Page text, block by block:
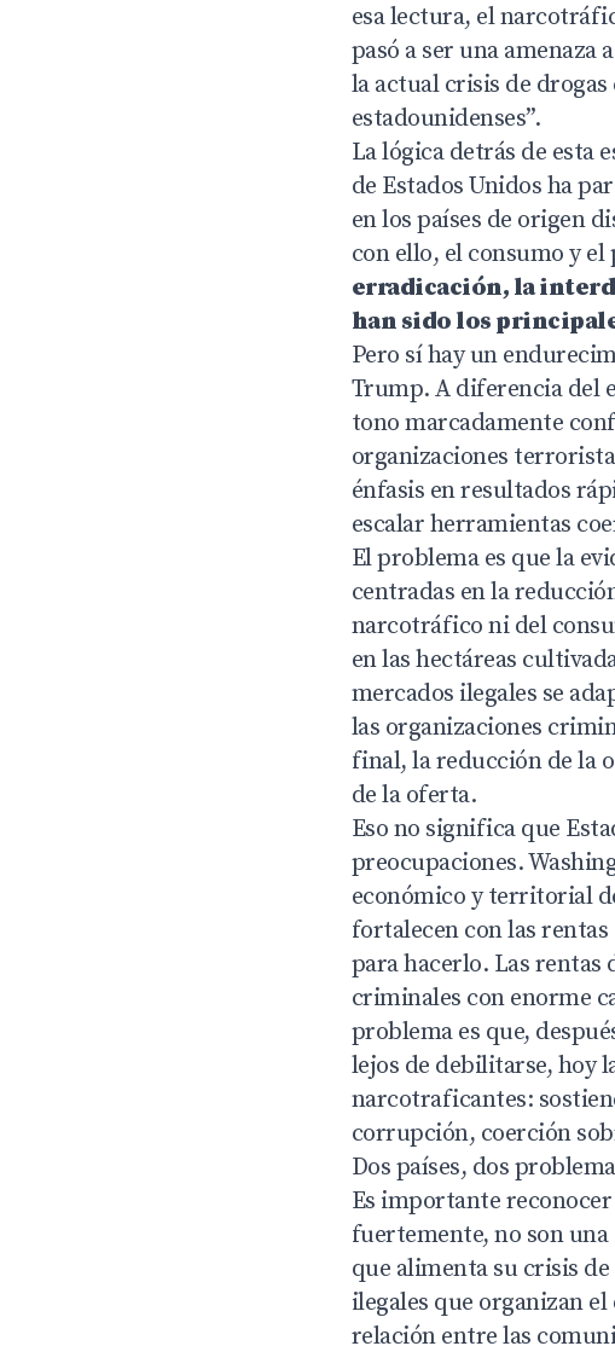
esa lectura, el
pasó a ser una
la actual crisis de
estadounidenses”.
La lógica detrás de esta
de Estados Unidos ha
en los países de origen
con ello, el consumo y
erradicación, la
han sido los
Pero sí hay un
Trump. A diferencia del
tono marcadamente
organizaciones
énfasis en resultados
escalar herramientas
El problema es que la
centradas en la
narcotráfico ni del
en las hectáreas
mercados ilegales se
las organizaciones
final, la reducción de la
de la oferta.
Eso no significa que
preocupaciones.
económico y territorial
fortalecen con las
para hacerlo. Las rentas
criminales con enorme
problema es que,
lejos de debilitarse, hoy
narcotraficantes:
corrupción, coerción
Dos países, dos
Es importante reconocer
fuertemente, no son
que alimenta su crisis
ilegales que organizan
relación entre las